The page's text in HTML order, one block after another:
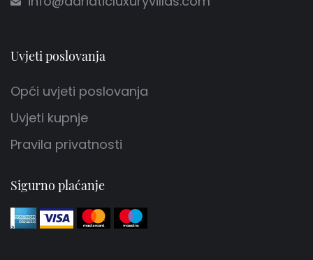
Uvjeti poslovanja
Opći uvjeti poslovanja
Uvjeti kupnje
Pravila privatnosti
Sigurno plaćanje